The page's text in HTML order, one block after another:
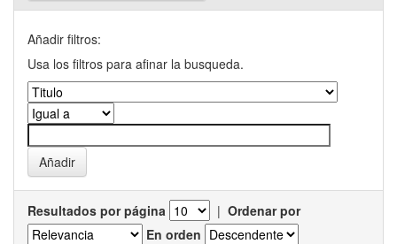
Añadir filtros:
Usa los filtros para afinar la busqueda.
Resultados por página | Ordenar por
En orden